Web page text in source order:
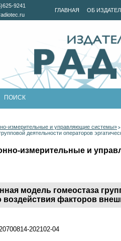
ГЛАВНАЯ ОБ
9241
измерительные и управляющие системы» >
деятельности операторов
измерительные и
модель гомеостаза
воздействия факторов
202102-04